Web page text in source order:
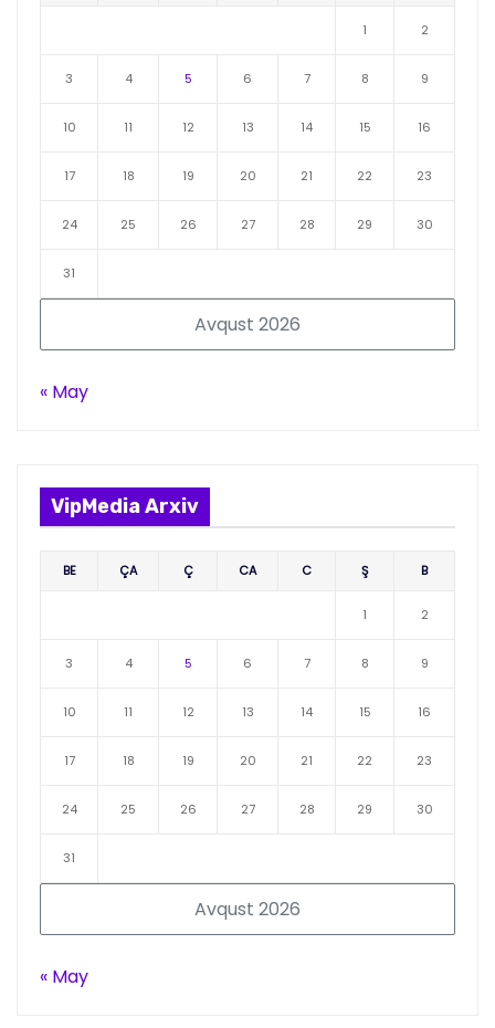
Avqust 2026
1 2
3 4 5 6 7 8 9
10 11 12 13 14 15 16
17 18 19 20 21 22 23
24 25 26 27 28 29 30
31
« May
VipMedia Arxiv
Avqust 2026
BE ÇA Ç CA C Ş B
1 2
3 4 5 6 7 8 9
10 11 12 13 14 15 16
17 18 19 20 21 22 23
24 25 26 27 28 29 30
31
« May